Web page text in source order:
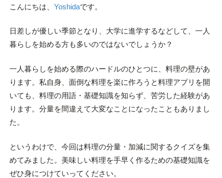
こんにちは、 Yoshidaです。
日差しが優しい季節となり、大学に進学するなどして、一人
暮らしを始める方も多いのではないでしょうか？
一人暮らしを始める際のハードルのひとつに、料理の壁があ
ります。私自身、面倒な料理を楽に作ろうと料理アプリを開
いても、料理の用語・基礎知識を知らず、苦労した経験があ
ります。分量を間違えて大変なことになったこともありまし
た。
というわけで、今回は料理の分量・加減に関するクイズを集
めてみました。美味しい料理を手早く作るための基礎知識を
ぜひ身につけていってください。